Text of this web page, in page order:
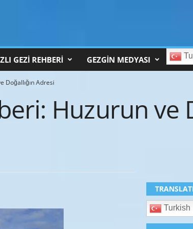
GEZİ REHBERİ GEZGİN MEDYASI
Doğallığın Adresi
Huzurun ve
Turkish